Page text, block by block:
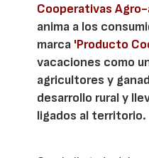
Cooperativas
anima a los
marca 'Producto
vacaciones como
agricultores y
desarrollo rural y
ligados al territorio.